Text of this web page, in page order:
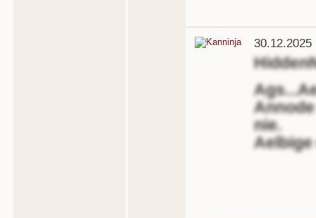
30.12.2025
nie.